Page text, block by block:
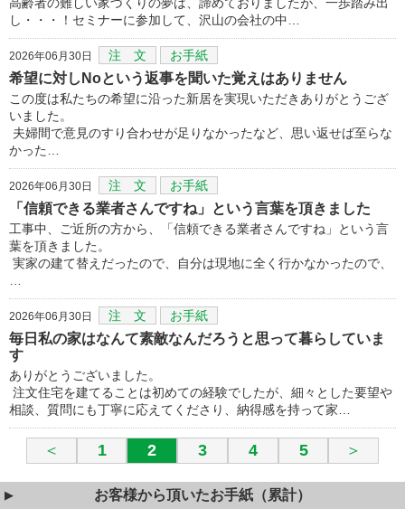
し・・・！セミナーに参加して、沢山の会社の中…
2026年06月30日 注 文 お手紙
希望に対しNoという返事を聞いた覚えはありません
この度は私たちの希望に沿った新居を実現いただきありがとうござ
いました。
夫婦間で意見のすり合わせが足りなかったなど、思い返せば至らな
かった…
2026年06月30日 注 文 お手紙
「信頼できる業者さんですね」という言葉を頂きました
工事中、ご近所の方から、「信頼できる業者さんですね」という言
葉を頂きました。
実家の建て替えだったので、自分は現地に全く行かなかったので、
2026年06月30日 注 文 お手紙
毎日私の家はなんて素敵なんだろうと思って暮らしていま
す
ありがとうございました。
注文住宅を建てることは初めての経験でしたが、細々とした要望や
相談、質問にも丁寧に応えてくださり、納得感を持って家…
＜ 1 2 3 4 5 ＞
お客様から頂いたお手紙（累計）